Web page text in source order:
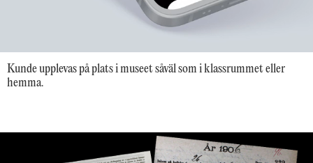
Kunde upplevas på plats i museet såväl som i klassrummet eller
hemma.